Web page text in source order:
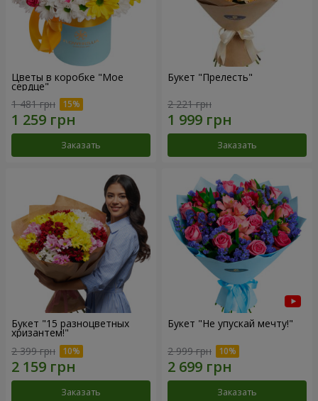
Цветы в коробке "Мое
сердце"
1 481 грн
Заказать
Букет "Прелесть"
2 221 грн
Заказать
Букет "15 разноцветных
хризантем!"
2 399 грн
Заказать
Букет "Не упускай мечту!"
2 999 грн
Заказать